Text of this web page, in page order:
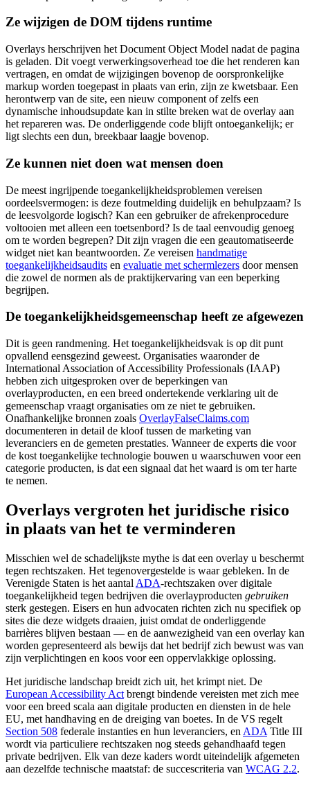
Ze wijzigen de DOM tijdens runtime
Overlays herschrijven het Document Object Model nadat de pagina
is geladen. Dit voegt verwerkingsoverhead toe die het renderen kan
vertragen, en omdat de wijzigingen bovenop de oorspronkelijke
markup worden toegepast in plaats van erin, zijn ze kwetsbaar. Een
herontwerp van de site, een nieuw component of zelfs een
dynamische inhoudsupdate kan in stilte breken wat de overlay aan
het repareren was. De onderliggende code blijft ontoegankelijk; er
ligt slechts een dun, breekbaar laagje bovenop.
Ze kunnen niet doen wat mensen doen
De meest ingrijpende toegankelijkheidsproblemen vereisen
oordeelsvermogen: is deze foutmelding duidelijk en behulpzaam? Is
de leesvolgorde logisch? Kan een gebruiker de afrekenprocedure
voltooien met alleen een toetsenbord? Is de taal eenvoudig genoeg
om te worden begrepen? Dit zijn vragen die een geautomatiseerde
widget niet kan beantwoorden. Ze vereisen handmatige
toegankelijkheidsaudits en evaluatie met schermlezers door mensen
die zowel de normen als de praktijkervaring van een beperking
begrijpen.
De toegankelijkheidsgemeenschap heeft ze afgewezen
Dit is geen randmening. Het toegankelijkheidsvak is op dit punt
opvallend eensgezind geweest. Organisaties waaronder de
International Association of Accessibility Professionals (IAAP)
hebben zich uitgesproken over de beperkingen van
overlayproducten, en een breed ondertekende verklaring uit de
gemeenschap vraagt organisaties om ze niet te gebruiken.
Onafhankelijke bronnen zoals OverlayFalseClaims.com
documenteren in detail de kloof tussen de marketing van
leveranciers en de gemeten prestaties. Wanneer de experts die voor
de kost toegankelijke technologie bouwen u waarschuwen voor een
categorie producten, is dat een signaal dat het waard is om ter harte
te nemen.
Overlays vergroten het juridische risico
in plaats van het te verminderen
Misschien wel de schadelijkste mythe is dat een overlay u beschermt
tegen rechtszaken. Het tegenovergestelde is waar gebleken. In de
Verenigde Staten is het aantal ADA-rechtszaken over digitale
toegankelijkheid tegen bedrijven die overlayproducten gebruiken
sterk gestegen. Eisers en hun advocaten richten zich nu specifiek op
sites die deze widgets draaien, juist omdat de onderliggende
barrières blijven bestaan — en de aanwezigheid van een overlay kan
worden gepresenteerd als bewijs dat het bedrijf zich bewust was van
zijn verplichtingen en koos voor een oppervlakkige oplossing.
Het juridische landschap breidt zich uit, het krimpt niet. De
European Accessibility Act brengt bindende vereisten met zich mee
voor een breed scala aan digitale producten en diensten in de hele
EU, met handhaving en de dreiging van boetes. In de VS regelt
Section 508 federale instanties en hun leveranciers, en ADA Title III
wordt via particuliere rechtszaken nog steeds gehandhaafd tegen
private bedrijven. Elk van deze kaders wordt uiteindelijk afgemeten
aan dezelfde technische maatstaf: de succescriteria van WCAG 2.2.